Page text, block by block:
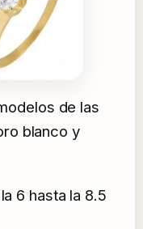
de las
blanco y
6 hasta la 8.5